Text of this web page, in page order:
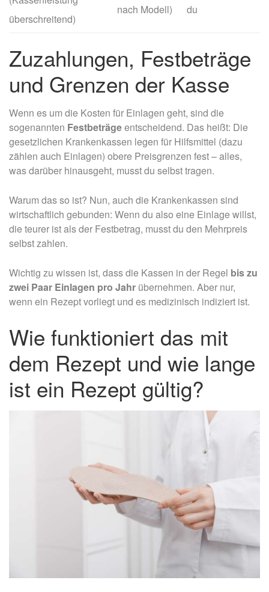
überschreitend)
nach Modell) du
Zuzahlungen, Festbeträge
und Grenzen der Kasse
Wenn es um die Kosten für Einlagen geht, sind die
sogenannten Festbeträgeentscheidend. Das heißt: Die
gesetzlichen Krankenkassen legen für Hilfsmittel (dazu
zählen auch Einlagen) obere Preisgrenzen fest – alles,
was darüber hinausgeht, musst du selbst tragen.
Warum das so ist? Nun, auch die Krankenkassen sind
wirtschaftlich gebunden: Wenn du also eine Einlage willst,
die teurer ist als der Festbetrag, musst du den Mehrpreis
selbst zahlen.
Wichtig zu wissen ist, dass die Kassen in der Regel bis zu
zwei Paar Einlagen pro Jahr übernehmen. Aber nur,
wenn ein Rezept vorliegt und es medizinisch indiziert ist.
Wie funktioniert das mit
dem Rezept und wie lange
ist ein Rezept gültig?